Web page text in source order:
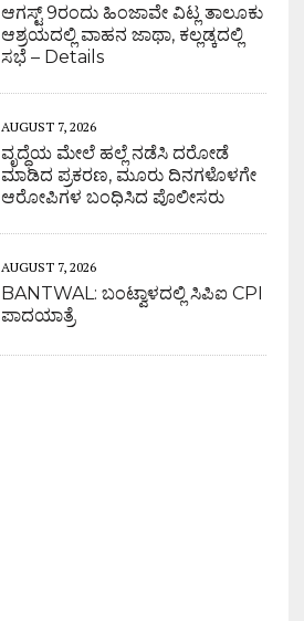
ಆಗಸ್ಟ್ 9ರಂದು ಹಿಂಜಾವೇ ವಿಟ್ಲ ತಾಲೂಕು
ಆಶ್ರಯದಲ್ಲಿ ವಾಹನ ಜಾಥಾ, ಕಲ್ಲಡ್ಕದಲ್ಲಿ
ಸಭೆ – Details
AUGUST 7, 2026
ವೃದ್ಧೆಯ ಮೇಲೆ ಹಲ್ಲೆ ನಡೆಸಿ ದರೋಡೆ
ಮಾಡಿದ ಪ್ರಕರಣ, ಮೂರು ದಿನಗಳೊಳಗೇ
ಆರೋಪಿಗಳ ಬಂಧಿಸಿದ ಪೊಲೀಸರು
AUGUST 7, 2026
BANTWAL: ಬಂಟ್ವಾಳದಲ್ಲಿ ಸಿಪಿಐ CPI
ಪಾದಯಾತ್ರೆ